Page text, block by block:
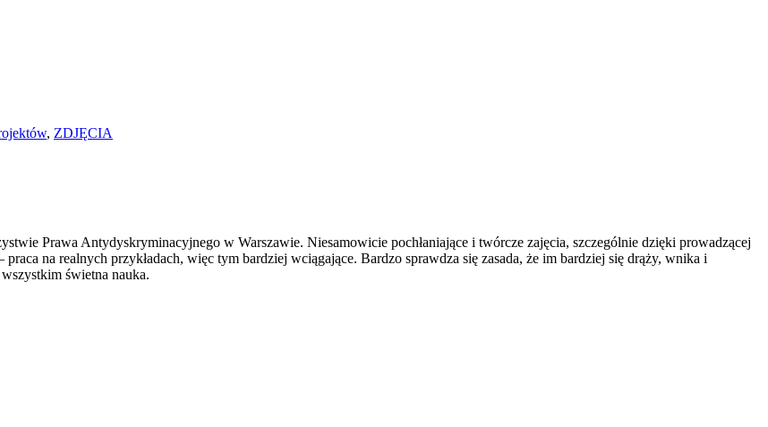
, ZDJĘCIA
Prawa Antydyskryminacyjnego w Warszawie. Niesamowicie pochłaniające i twórcze zajęcia, szczególnie dzięki prowadzącej
na realnych przykładach, więc tym bardziej wciągające. Bardzo sprawdza się zasada, że im bardziej się drąży, wnika i
świetna nauka.